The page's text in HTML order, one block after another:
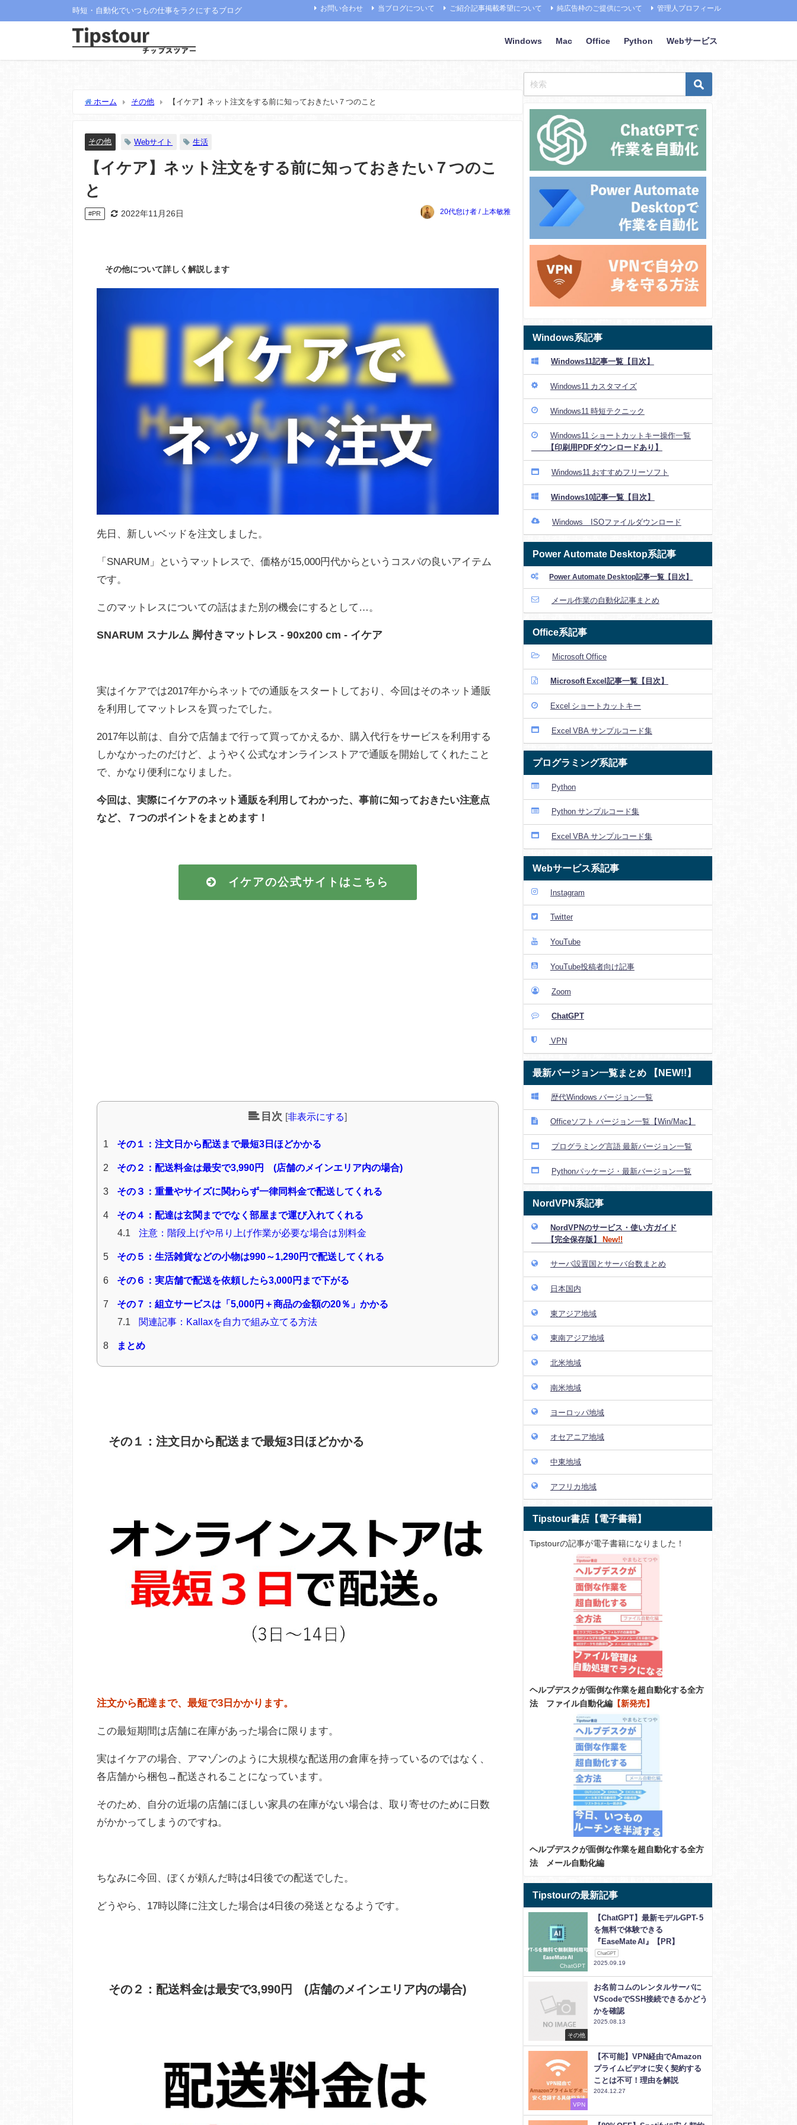
時短・自動化でいつもの仕事をラクにするブログ お問い合わせ 当ブログについて ご紹介記事掲載希望について 純広告枠のご提供について 管理人プロフィール
Windows Mac Office Python Webサービス
ホーム その他 【イケア】ネット注文をする前に知っておきたい７つのこと
その他 Webサイト 生活
【イケア】ネット注文をする前に知っておきたい７つのこ
と
#PR 2022年11月26日 20代怠け者 / 上本敏雅
その他について詳しく解説します
先日、新しいベッドを注文しました。
「SNARUM」というマットレスで、価格が15,000円代からというコスパの良いアイテム
です。
このマットレスについての話はまた別の機会にするとして…。
SNARUM スナルム 脚付きマットレス - 90x200 cm - イケア
実はイケアでは2017年からネットでの通販をスタートしており、今回はそのネット通販
を利用してマットレスを買ったでした。
2017年以前は、自分で店舗まで行って買ってかえるか、購入代行をサービスを利用する
しかなかったのだけど、ようやく公式なオンラインストアで通販を開始してくれたこと
で、かなり便利になりました。
今回は、実際にイケアのネット通販を利用してわかった、事前に知っておきたい注意点
など、７つのポイントをまとめます！
イケアの公式サイトはこちら
目次 [非表示にする]
1 その１：注文日から配送まで最短3日ほどかかる
2 その２：配送料金は最安で3,990円 (店舗のメインエリア内の場合)
3 その３：重量やサイズに関わらず一律同料金で配送してくれる
4
その４：配達は玄関まででなく部屋まで運び入れてくれる
4.1
注意：階段上げや吊り上げ作業が必要な場合は別料金
5 その５：生活雑貨などの小物は990～1,290円で配送してくれる
6 その６：実店舗で配送を依頼したら3,000円まで下がる
7
その７：組立サービスは「5,000円＋商品の金額の20％」かかる
7.1
関連記事：Kallaxを自力で組み立てる方法
8 まとめ
その１：注文日から配送まで最短3日ほどかかる
注文から配達まで、最短で3日かかります。
この最短期間は店舗に在庫があった場合に限ります。
実はイケアの場合、アマゾンのように大規模な配送用の倉庫を持っているのではなく、
各店舗から梱包→配送されることになっています。
そのため、自分の近場の店舗にほしい家具の在庫がない場合は、取り寄せのために日数
がかかってしまうのですね。
ちなみに今回、ぼくが頼んだ時は4日後での配送でした。
どうやら、17時以降に注文した場合は4日後の発送となるようです。
その２：配送料金は最安で3,990円 (店舗のメインエリア内の場合)
Windows系記事
Windows11記事一覧【目次】
Windows11 カスタマイズ
Windows11 時短テクニック
Windows11 ショートカットキー操作一覧
【印刷用PDFダウンロードあり】
Windows11 おすすめフリーソフト
Windows10記事一覧【目次】
Windows ISOファイルダウンロード
Power Automate Desktop系記事
Power Automate Desktop記事一覧【目次】
メール作業の自動化記事まとめ
Office系記事
Microsoft Office
Microsoft Excel記事一覧【目次】
Excel ショートカットキー
Excel VBA サンプルコード集
プログラミング系記事
Python
Python サンプルコード集
Excel VBA サンプルコード集
Webサービス系記事
Instagram
Twitter
YouTube
YouTube投稿者向け記事
Zoom
ChatGPT
VPN
最新バージョン一覧まとめ 【NEW!!】
歴代Windows バージョン一覧
Officeソフト バージョン一覧【Win/Mac】
プログラミング言語 最新バージョン一覧
Pythonパッケージ・最新バージョン一覧
NordVPN系記事
NordVPNのサービス・使い方ガイド
【完全保存版】
New!!
サーバ設置国とサーバ台数まとめ
日本国内
東アジア地域
東南アジア地域
北米地域
南米地域
ヨーロッパ地域
オセアニア地域
中東地域
アフリカ地域
Tipstour書店【電子書籍】
Tipstourの記事が電子書籍になりました！
ヘルプデスクが面倒な作業を超自動化する全方
法 ファイル自動化編 【新発売】
ヘルプデスクが面倒な作業を超自動化する全方
法 メール自動化編
Tipstourの最新記事
ChatGPT
【ChatGPT】最新モデルGPT- 5
を無料で体験できる
『EaseMate AI』【PR】
ChatGPT
2025.09.19
その他
お名前コムのレンタルサーバに
VScodeでSSH接続できるかどう
かを確認
2025.08.13
VPN
【不可能】VPN経由でAmazon
プライムビデオに安く契約する
ことは不可！理由を解説
2024.12.27